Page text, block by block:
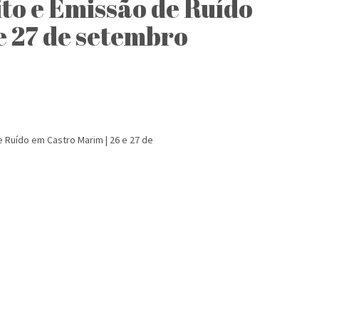
e Emissão de Ruído
27 de setembro
em Castro Marim | 26 e 27 de